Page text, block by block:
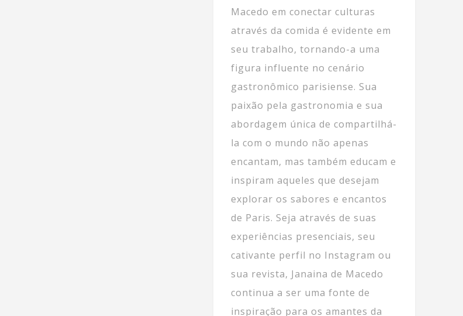
Macedo em conectar culturas
através da comida é evidente em
seu trabalho, tornando-a uma
figura influente no cenário
gastronômico parisiense. Sua
paixão pela gastronomia e sua
abordagem única de compartilhá-
la com o mundo não apenas
encantam, mas também educam e
inspiram aqueles que desejam
explorar os sabores e encantos
de Paris. Seja através de suas
experiências presenciais, seu
cativante perfil no Instagram ou
sua revista, Janaina de Macedo
continua a ser uma fonte de
inspiração para os amantes da